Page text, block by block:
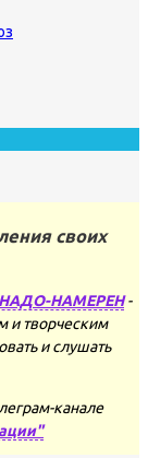
своих
НАДО-НАМЕРЕН-
и творческим
и слушать
канале